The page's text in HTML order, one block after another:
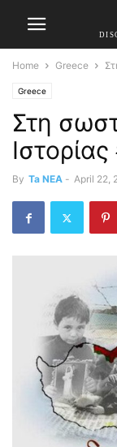
Home Greece
Greece
Στη
By Ta NEA - April 22,